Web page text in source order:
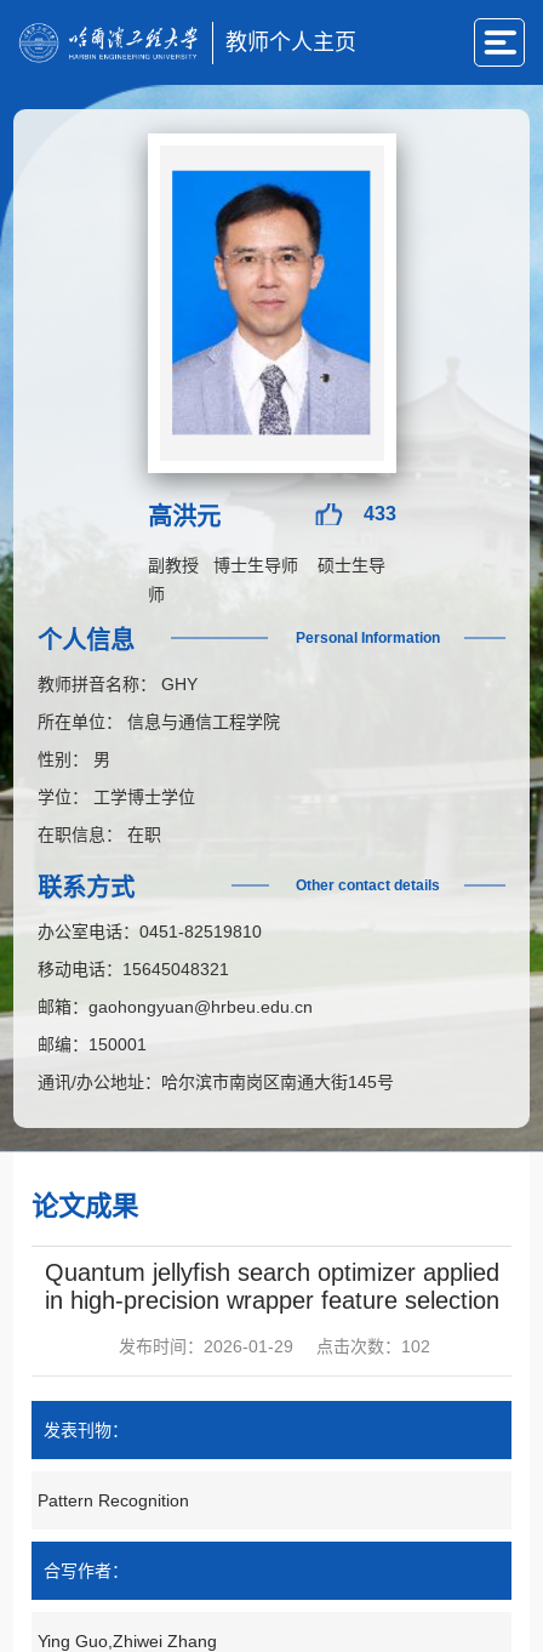
教师个人主页
高洪元 433
副教授 博士生导师 硕士生导
师
个人信息 Personal Information
教师拼音名称： GHY
所在单位： 信息与通信工程学院
性别： 男
学位： 工学博士学位
在职信息： 在职
联系方式 Other contact details
办公室电话：0451-82519810
移动电话： 15645048321
邮箱：gaohongyuan@hrbeu.edu.cn
邮编： 150001
通讯/办公地址： 哈尔滨市南岗区南通大街145号
论文成果
Quantum jellyfish search optimizer applied
in high-precision wrapper feature selection
发布时间：2026-01-29 点击次数： 102
发表刊物：
Pattern Recognition
合写作者：
Ying Guo,Zhiwei Zhang